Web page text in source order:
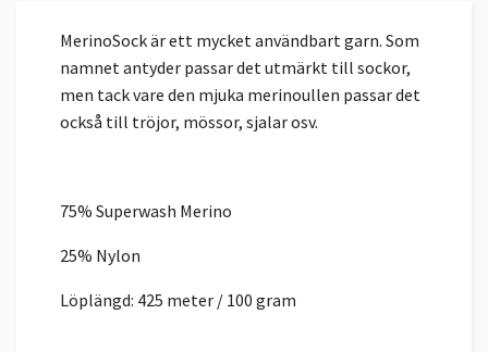
MerinoSock är ett mycket användbart garn. Som
namnet antyder passar det utmärkt till sockor,
men tack vare den mjuka merinoullen passar det
också till tröjor, mössor, sjalar osv.
75% Superwash Merino
25% Nylon
Löplängd: 425 meter / 100 gram